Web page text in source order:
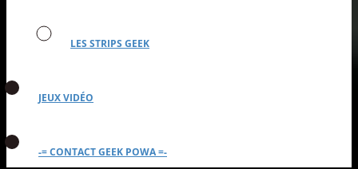
LES STRIPS GEEK
JEUX VIDÉO
-= CONTACT GEEK POWA =-